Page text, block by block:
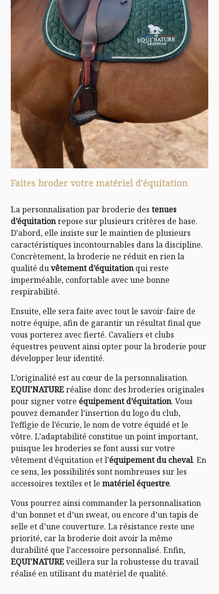
Faites broder votre matériel d'équitation
La personnalisation par broderie destenues
d’équitationrepose sur plusieurs critères de base.
D’abord, elle insiste sur le maintien de plusieurs
caractéristiques incontournables dans la discipline.
Concrètement, la broderie ne réduit en rien la
qualité duvêtement d’équitationqui reste
imperméable, confortable avec une bonne
respirabilité.
Ensuite, elle sera faite avec tout le savoir-faire de
notre équipe, afin de garantir un résultat final que
vous porterez avec fierté. Cavaliers et clubs
équestres peuvent ainsi opter pour la broderie pour
développer leur identité.
L’originalité est au cœur de la personnalisation.
EQUI'NATUREréalise donc des broderies originales
pour signer votre équipement d’équitation. Vous
pouvez demander l’insertion du logo du club,
l’effigie de l’écurie, le nom de votre équidé et le
vôtre. L’adaptabilité constitue un point important,
puisque les broderies se font aussi sur votre
vêtement d’équitation et l’équipement du cheval. En
ce sens, les possibilités sont nombreuses sur les
accessoires textiles et lematériel équestre.
Vous pourrez ainsi commander la personnalisation
d’un bonnet et d’un sweat, ou encore d’un tapis de
selle et d’une couverture. La résistance reste une
priorité, car la broderie doit avoir la même
durabilité que l’accessoire personnalisé. Enfin,
EQUI'NATUREveillera sur la robustesse du travail
réalisé en utilisant du matériel de qualité.